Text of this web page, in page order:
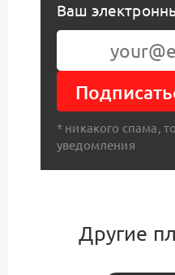
Ваш
* никакого спама,
уведомления
Другие